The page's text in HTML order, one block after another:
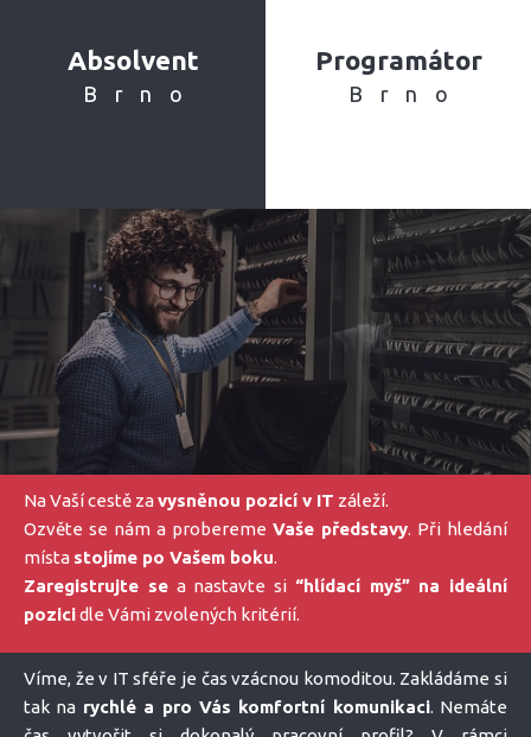
Absolvent
Brno
Programátor
Brno
Na Vaší cestě zavysněnou pozicí v IT záleží.
Ozvěte se nám a probereme Vaše představy. Při hledání
místa stojíme po Vašem boku.
Zaregistrujte sea nastavte si “hlídací myš” na ideální
pozicidle Vámi zvolených kritérií.
Víme, že v IT sféře je čas vzácnou komoditou. Zakládáme si
tak na rychlé a pro Vás komfortní komunikaci. Nemáte